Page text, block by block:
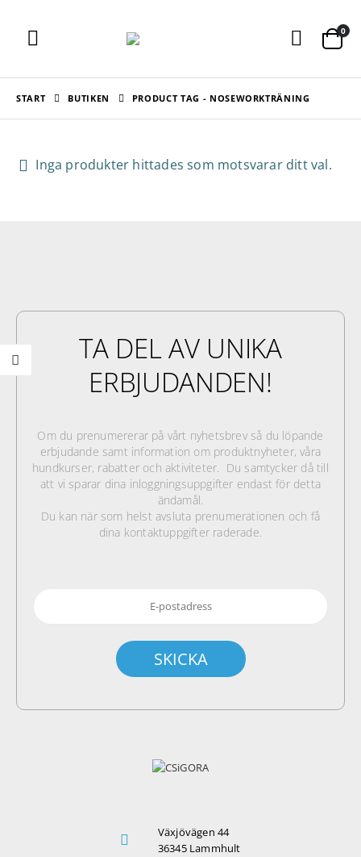
0
START BUTIKEN PRODUCT TAG - NOSEWORKTRÄNING
Inga produkter hittades som motsvarar ditt val.
TA DEL AV UNIKA
ERBJUDANDEN!
Om du prenumererar på vårt nyhetsbrev så du löpande
erbjudande samt information om produktnyheter, våra
hundkurser, rabatter och aktiviteter. Du samtycker då till
att vi sparar dina inloggningsuppgifter endast för detta
ändamål.
Du kan när som helst avsluta prenumerationen och få
dina kontaktuppgifter raderade.
Växjövägen 44
36345 Lammhult